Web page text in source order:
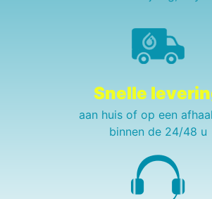
Snelle
aan huis of op een
binnen de 24/48 u